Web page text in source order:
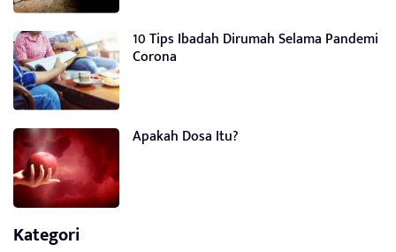
10 Tips Ibadah Dirumah Selama Pandemi
Corona
Apakah Dosa Itu?
Kategori